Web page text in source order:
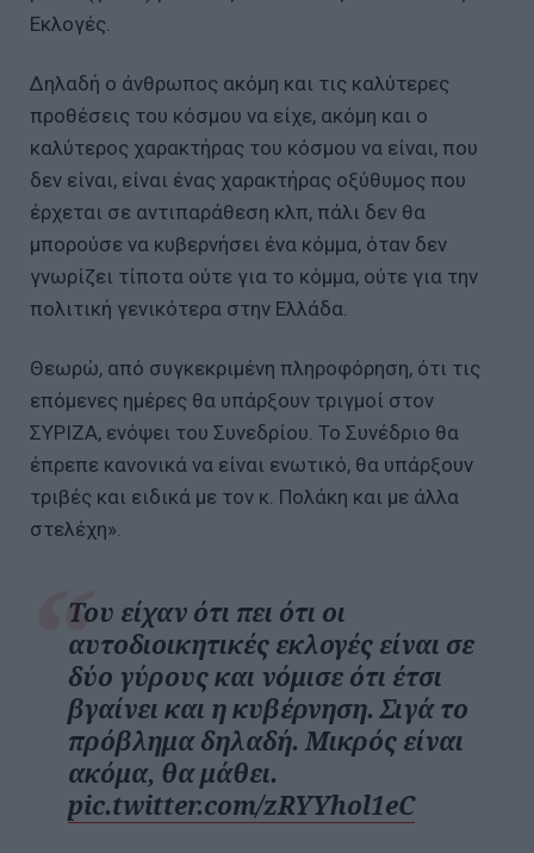
Εκλογές.
Δηλαδή ο άνθρωπος ακόμη και τις καλύτερες
προθέσεις του κόσμου να είχε, ακόμη και ο
καλύτερος χαρακτήρας του κόσμου να είναι, που
δεν είναι, είναι ένας χαρακτήρας οξύθυμος που
έρχεται σε αντιπαράθεση κλπ, πάλι δεν θα
μπορούσε να κυβερνήσει ένα κόμμα, όταν δεν
γνωρίζει τίποτα ούτε για το κόμμα, ούτε για την
πολιτική γενικότερα στην Ελλάδα.
Θεωρώ, από συγκεκριμένη πληροφόρηση, ότι τις
επόμενες ημέρες θα υπάρξουν τριγμοί στον
ΣΥΡΙΖΑ, ενόψει του Συνεδρίου. Το Συνέδριο θα
έπρεπε κανονικά να είναι ενωτικό, θα υπάρξουν
τριβές και ειδικά με τον κ. Πολάκη και με άλλα
στελέχη».
Του είχαν ότι πει ότι οι
αυτοδιοικητικές εκλογές είναι σε
δύο γύρους και νόμισε ότι έτσι
βγαίνει και η κυβέρνηση. Σιγά το
πρόβλημα δηλαδή. Μικρός είναι
ακόμα, θα μάθει.
pic.twitter.com/zRYYhol1eC